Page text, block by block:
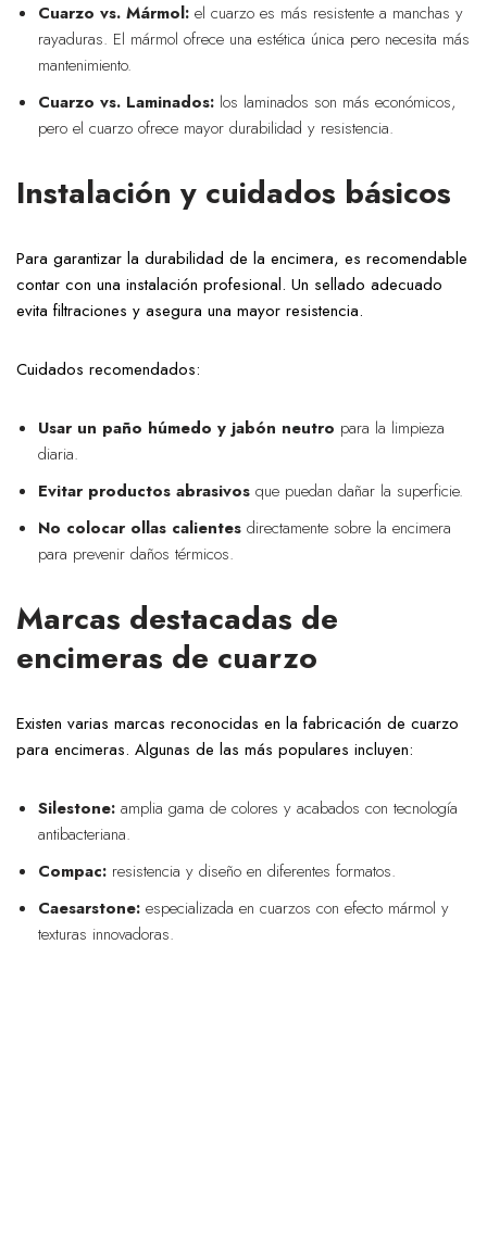
Cuarzo vs. Mármol: el cuarzo es más resistente a manchas y
rayaduras. El mármol ofrece una estética única pero necesita más
mantenimiento.
Cuarzo vs. Laminados: los laminados son más económicos,
pero el cuarzo ofrece mayor durabilidad y resistencia.
Instalación y cuidados básicos
Para garantizar la durabilidad de la encimera, es recomendable
contar con una instalación profesional. Un sellado adecuado
evita filtraciones y asegura una mayor resistencia.
Cuidados recomendados:
Usar un paño húmedo y jabón neutro para la limpieza
diaria.
Evitar productos abrasivos que puedan dañar la superficie.
No colocar ollas calientes directamente sobre la encimera
para prevenir daños térmicos.
Marcas destacadas de
encimeras de cuarzo
Existen varias marcas reconocidas en la fabricación de cuarzo
para encimeras. Algunas de las más populares incluyen:
Silestone: amplia gama de colores y acabados con tecnología
antibacteriana.
Compac: resistencia y diseño en diferentes formatos.
Caesarstone: especializada en cuarzos con efecto mármol y
texturas innovadoras.